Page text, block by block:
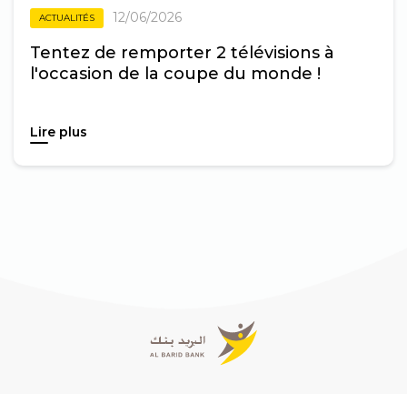
ACTUALITÉS 12/06/2026
Tentez de remporter 2 télévisions à
l'occasion de la coupe du monde !
Lire plus